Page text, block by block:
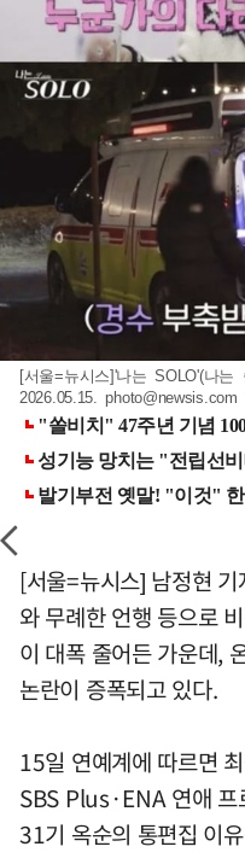
[서울=뉴시스]'나는 SOLO'(나
2026.05.15.photo@newsis.com
[서울=뉴시스] 남정현
와 무례한 언행 등으로
이 대폭 줄어든 가운데,
논란이 증폭되고 있다.
15일 연예계에 따르면
SBS Plus·ENA 연애
31기 옥순의 통편집 이